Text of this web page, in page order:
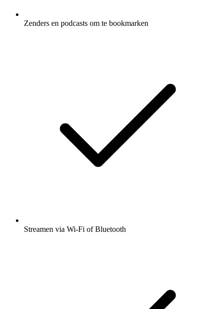
Zenders en podcasts om te bookmarken
Streamen via Wi-Fi of Bluetooth